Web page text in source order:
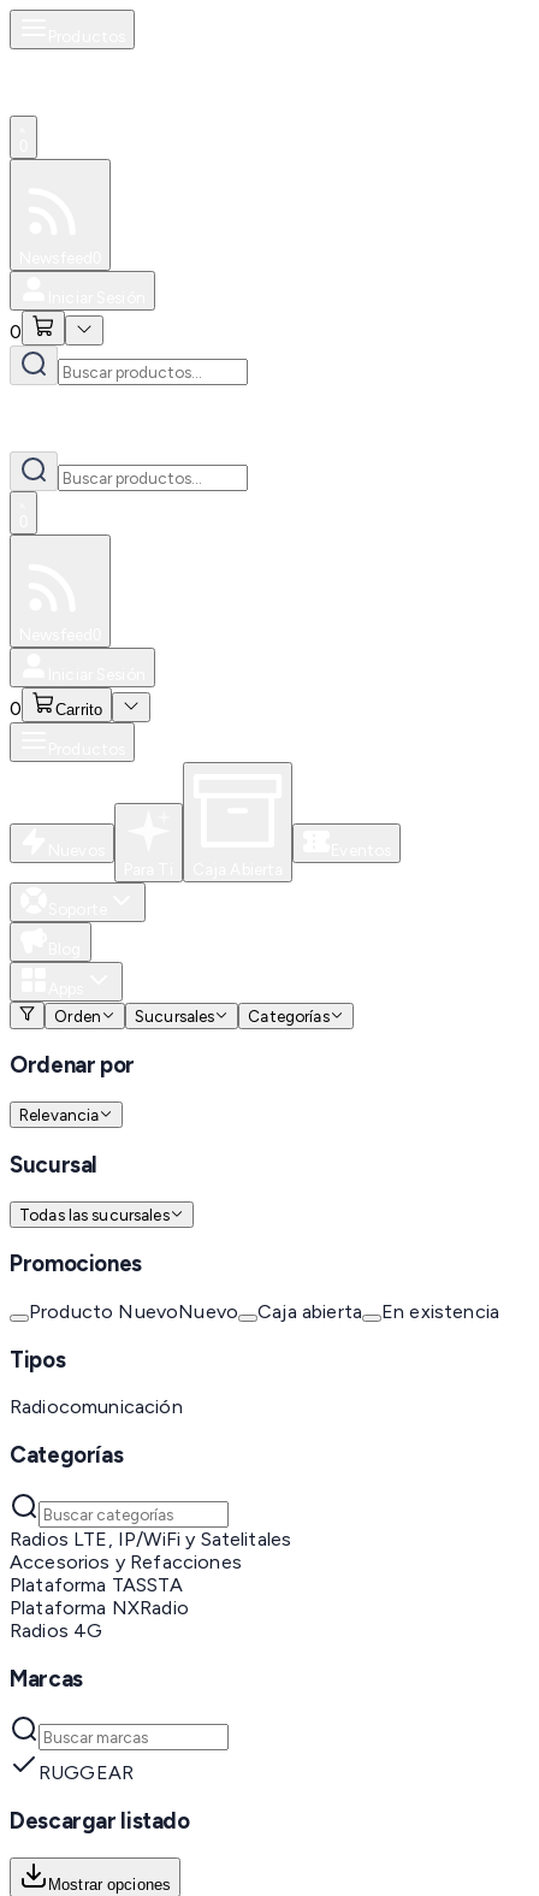
0
0 Carrito
Orden
Sucursales Categorías
Ordenar por
Relevancia
Sucursal
Todas las sucursales
Promociones
Producto NuevoNuevo Caja abierta En existencia
Tipos
Radiocomunicación
Categorías
Radios LTE, IP/WiFi y Satelitales
Accesorios y Refacciones
Plataforma TASSTA
Plataforma NXRadio
Radios 4G
Marcas
RUGGEAR
Descargar listado
Mostrar opciones